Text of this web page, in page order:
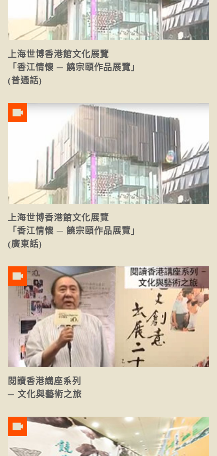
上海世博香港館文化展覽
「香江情懷 ─ 饒宗頤作品展覽」
(普通話)
上海世博香港館文化展覽
「香江情懷 ─ 饒宗頤作品展覽」
(廣東話)
閱讀香港講座系列
─ 文化與藝術之旅